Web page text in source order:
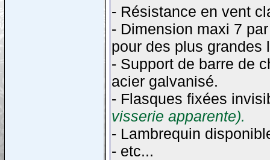
- Résistance en vent
- Dimension maxi 7
pour des plus grandes
- Support de barre de
acier galvanisé.
- Flasques ﬁxées
visserie apparente).
- Lambrequin
- etc...